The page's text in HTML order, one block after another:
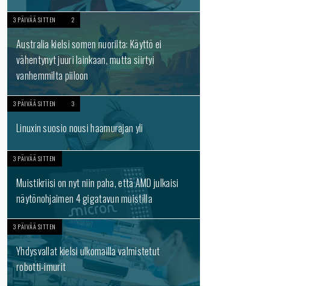
3 PÄIVÄÄ SITTEN 2
Australia kielsi somen nuorilta: Käyttö ei
vähentynyt juuri lainkaan, mutta siirtyi
vanhemmilta piiloon
3 PÄIVÄÄ SITTEN 3
Linuxin suosio nousi haamurajan yli
3 PÄIVÄÄ SITTEN
Muistikriisi on nyt niin paha, että AMD julkaisi
näytönohjaimen 4 gigatavun muistilla
3 PÄIVÄÄ SITTEN
Yhdysvallat kielsi ulkomailla valmistetut
robotti-imurit